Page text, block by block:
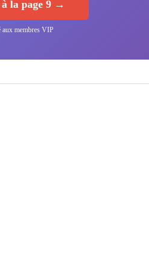
la page 9 →
aux membres VIP